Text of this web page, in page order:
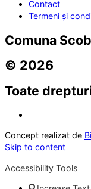
Contact
Termeni și
Comuna
© 2026
Toate
Concept realizat de
Skip to content
Accessibility Tools